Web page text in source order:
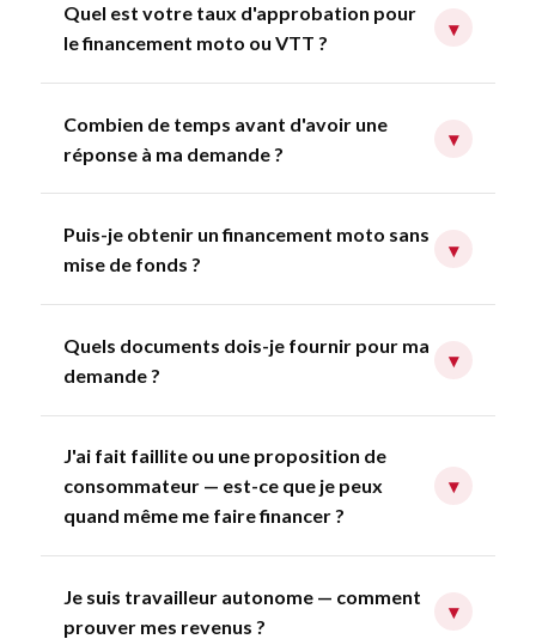
Quel est votre taux d'approbation pour
le financement moto ou VTT ?
▾
Combien de temps avant d'avoir une
réponse à ma demande ?
▾
Puis-je obtenir un financement moto sans
mise de fonds ?
▾
Quels documents dois-je fournir pour ma
demande ?
▾
J'ai fait faillite ou une proposition de
consommateur — est-ce que je peux
quand même me faire financer ?
▾
Je suis travailleur autonome — comment
prouver mes revenus ?
▾